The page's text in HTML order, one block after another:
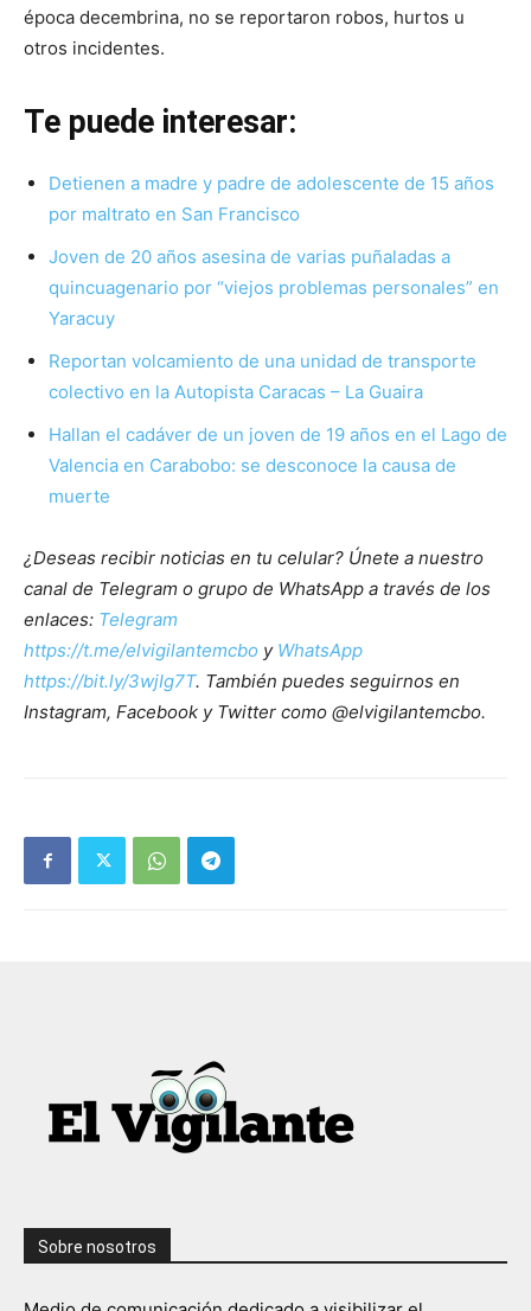
época decembrina, no se reportaron robos, hurtos u
otros incidentes.
Te puede interesar:
Detienen a madre y padre de adolescente de 15 años
por maltrato en San Francisco
Joven de 20 años asesina de varias puñaladas a
quincuagenario por “viejos problemas personales” en
Yaracuy
Reportan volcamiento de una unidad de transporte
colectivo en la Autopista Caracas – La Guaira
Hallan el cadáver de un joven de 19 años en el Lago de
Valencia en Carabobo: se desconoce la causa de
muerte
¿Deseas recibir noticias en tu celular? Únete a nuestro
canal de Telegram o grupo de WhatsApp a través de los
enlaces: Telegram
https://t.me/elvigilantemcbo y WhatsApp
https://bit.ly/3wjIg7T. También puedes seguirnos en
Instagram, Facebook y Twitter como @elvigilantemcbo.
Sobre nosotros